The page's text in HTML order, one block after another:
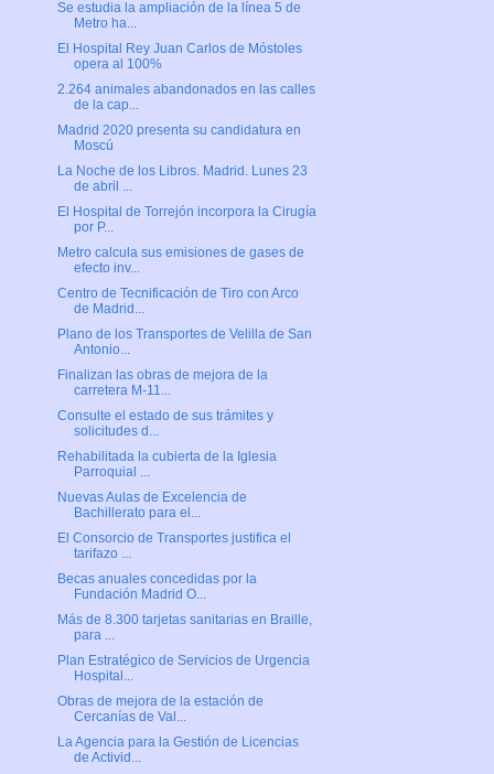
Se estudia la ampliación de la línea 5 de
Metro ha...
El Hospital Rey Juan Carlos de Móstoles
opera al 100%
2.264 animales abandonados en las calles
de la cap...
Madrid 2020 presenta su candidatura en
Moscú
La Noche de los Libros. Madrid. Lunes 23
de abril ...
El Hospital de Torrejón incorpora la Cirugía
por P...
Metro calcula sus emisiones de gases de
efecto inv...
Centro de Tecnificación de Tiro con Arco
de Madrid...
Plano de los Transportes de Velilla de San
Antonio...
Finalizan las obras de mejora de la
carretera M-11...
Consulte el estado de sus trámites y
solicitudes d...
Rehabilitada la cubierta de la Iglesia
Parroquial ...
Nuevas Aulas de Excelencia de
Bachillerato para el...
El Consorcio de Transportes justifica el
tarifazo ...
Becas anuales concedidas por la
Fundación Madrid O...
Más de 8.300 tarjetas sanitarias en Braille,
para ...
Plan Estratégico de Servicios de Urgencia
Hospital...
Obras de mejora de la estación de
Cercanías de Val...
La Agencia para la Gestión de Licencias
de Activid...